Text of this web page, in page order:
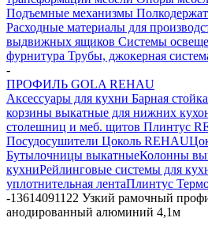
Подъемные механизмы
Расходные материалы для
выдвижных ящиков Системы
фурнитура Трубы, джокерная
-
ПРОФИЛЬ GOLA REHAU
Аксессуары для кухни Барная стойка
корзины выкатные для нижних
столешниц и меб. щитов Плинтус
Посудосушители Цоколь REHAU
Бутылочницы выкатныеКолонны
кухниРейлинговые системы для
уплотнительная лентаПлинтус
-13614091122 Узкий рамочный
анодированный алюминий 4,1м